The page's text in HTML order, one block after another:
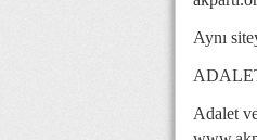
Aynı
Adalet